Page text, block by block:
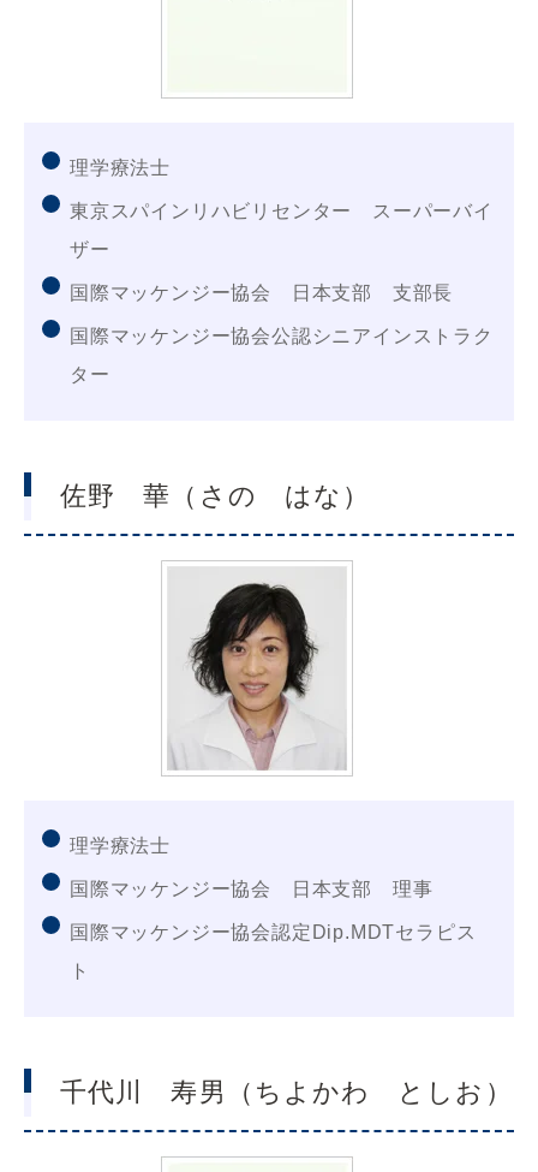
理学療法士
東京スパインリハビリセンター スーパーバイ
ザー
国際マッケンジー協会 日本支部 支部長
国際マッケンジー協会公認シニアインストラク
ター
佐野 華（さの はな）
理学療法士
国際マッケンジー協会 日本支部 理事
国際マッケンジー協会認定Dip.MDTセラピス
ト
千代川 寿男（ちよかわ としお）